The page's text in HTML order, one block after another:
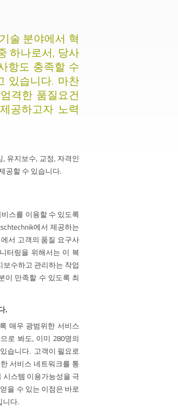
술 분야에서 혁
하나로서, 당사
항도 충족할 수
있습니다. 마찬
격한 품질요건
공하고자 노력
유지보수, 교정, 자격인
공할 수 있습니다.
스를 이용할 수 있도록
에서 제공하는
서 고객의 품질 요구사
터링을 위해서는 이 복
수하고 관리하는 작업
이 만족할 수 있도록 최
.
매우 광범위한 서비스
로 봐도, 이미 280명의
습니다. 고객이 필요로
서비스 네트워크를 통
스템 이용가능성을 극
을 수 있는 이점은 바로
니다.